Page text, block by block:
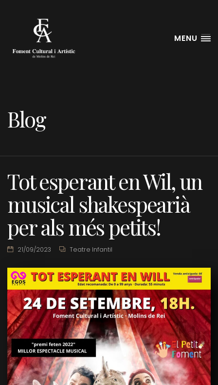
MENU
Blog
Tot esperant en Wil, un
musical shakespearià
per als més petits!
21/09/2023 Teatre Infantil